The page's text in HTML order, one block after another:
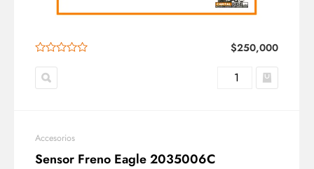
$250,000
Accesorios
Sensor Freno Eagle 2035006C